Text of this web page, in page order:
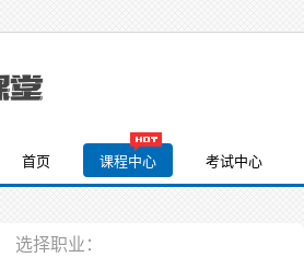
首页 课程中心 考试中心
选择职业：